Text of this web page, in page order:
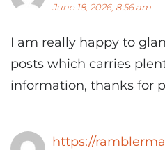
June 18, 2026, 8:56 am
I am really happy to
posts which carries
information, thanks for
https://